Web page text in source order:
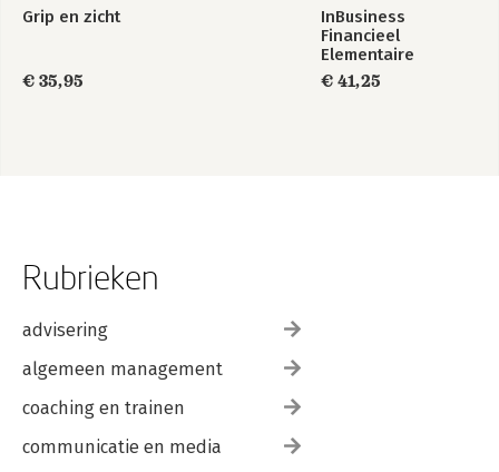
Grip en zicht
€ 35,95
InBusiness
Financieel
Elementaire
bedrijfsadministratie
deel 1 - Tekstboek
€ 41,25
Rubrieken
advisering
algemeen management
coaching en trainen
communicatie en media